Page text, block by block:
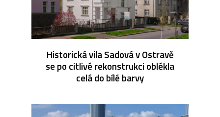
Historická vila Sadová v Ostravě
se po citlivé rekonstrukci oblékla
celá do bílé barvy